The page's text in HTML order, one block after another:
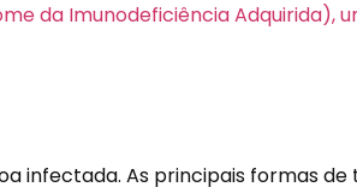
da Imunodeficiência Adquirida),
infectada. As principais formas de